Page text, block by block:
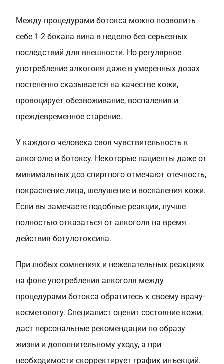
Между процедурами ботокса можно позволить
себе 1-2 бокала вина в неделю без серьезных
последствий для внешности. Но регулярное
употребление алкоголя даже в умеренных дозах
постепенно сказывается на качестве кожи,
провоцирует обезвоживание, воспаления и
преждевременное старение.
У каждого человека своя чувствительность к
алкоголю и ботоксу. Некоторые пациенты даже от
минимальных доз спиртного отмечают отечность,
покраснение лица, шелушение и воспаления кожи.
Если вы замечаете подобные реакции, лучше
полностью отказаться от алкоголя на время
действия ботулотоксина.
При любых сомнениях и нежелательных реакциях
на фоне употребления алкоголя между
процедурами ботокса обратитесь к своему врачу-
косметологу. Специалист оценит состояние кожи,
даст персональные рекомендации по образу
жизни и дополнительному уходу, а при
необходимости скорректирует график инъекций.